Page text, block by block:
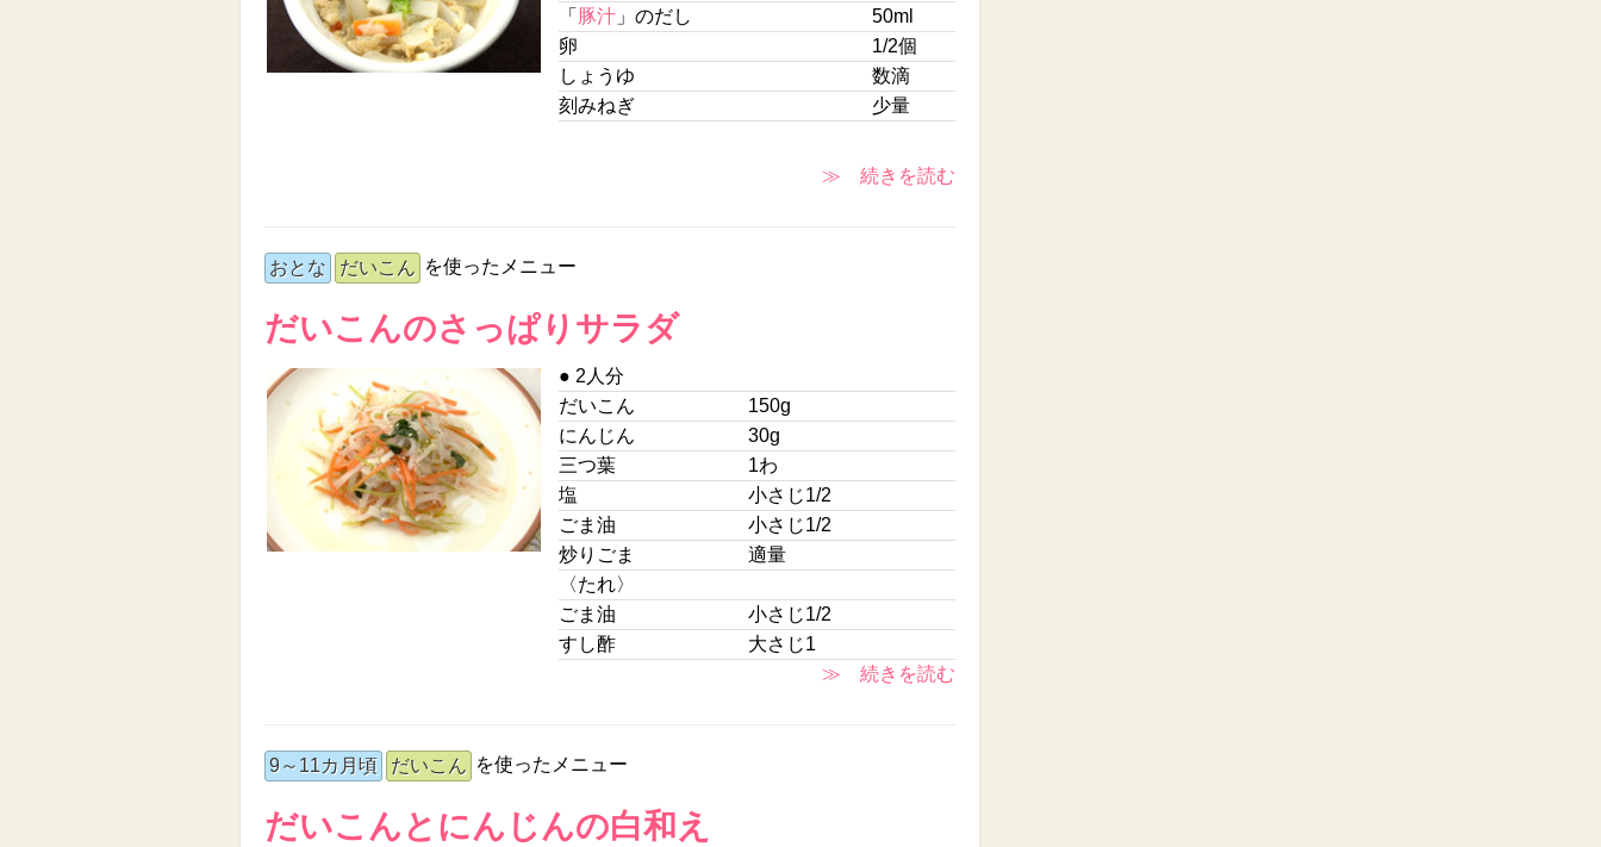
「 豚汁」のだし
50ml
卵
1/2個
しょうゆ
数滴
刻みねぎ
少量
≫ 続きを読む
おとな だいこん を使ったメニュー
だいこんのさっぱりサラダ
● 2人分
だいこん
150g
にんじん
30g
三つ葉
1わ
塩
小さじ1/2
ごま油
小さじ1/2
炒りごま
適量
〈たれ〉
ごま油
小さじ1/2
すし酢
大さじ1
≫ 続きを読む
9～11カ月頃 だいこん を使ったメニュー
だいこんとにんじんの白和え